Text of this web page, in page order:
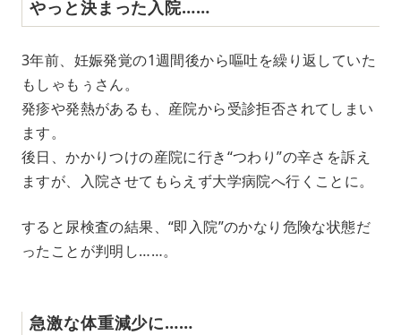
やっと決まった入院……
3年前、妊娠発覚の1週間後から嘔吐を繰り返していた
もしゃもぅさん。
発疹や発熱があるも、産院から受診拒否されてしまい
ます。
後日、かかりつけの産院に行き“つわり”の辛さを訴え
ますが、入院させてもらえず大学病院へ行くことに。
すると尿検査の結果、“即入院”のかなり危険な状態だ
ったことが判明し……。
急激な体重減少に……